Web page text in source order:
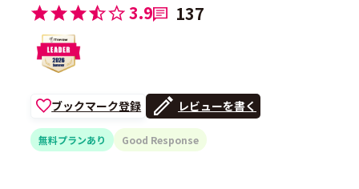
3.9 137
ブックマーク登録 レビューを書く
無料プランあり Good Response